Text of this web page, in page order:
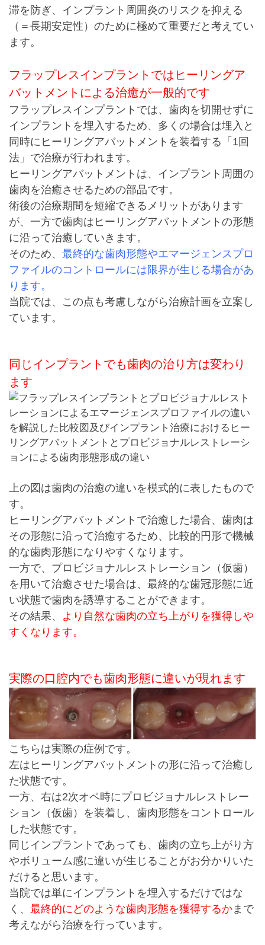
滞を防ぎ、インプラント周囲炎のリスクを抑える
（＝長期安定性）のために極めて重要だと考えてい
ます。
フラップレスインプラントではヒーリングア
バットメントによる治癒が一般的です
フラップレスインプラントでは、歯肉を切開せずに
インプラントを埋入するため、多くの場合は埋入と
同時にヒーリングアバットメントを装着する「1回
法」で治療が行われます。
ヒーリングアバットメントは、インプラント周囲の
歯肉を治癒させるための部品です。
術後の治療期間を短縮できるメリットがあります
が、一方で歯肉はヒーリングアバットメントの形態
に沿って治癒していきます。
そのため、 最終的な歯肉形態やエマージェンスプロ
ファイルのコントロールには限界が生じる場合があ
ります。
当院では、この点も考慮しながら治療計画を立案し
ています。
同じインプラントでも歯肉の治り方は変わり
ます
上の図は歯肉の治癒の違いを模式的に表したもので
す。
ヒーリングアバットメントで治癒した場合、歯肉は
その形態に沿って治癒するため、比較的円形で機械
的な歯肉形態になりやすくなります。
一方で、プロビジョナルレストレーション（仮歯）
を用いて治癒させた場合は、最終的な歯冠形態に近
い状態で歯肉を誘導することができます。
その結果、 より自然な歯肉の立ち上がりを獲得しや
すくなります。
実際の口腔内でも歯肉形態に違いが現れます
こちらは実際の症例です。
左はヒーリングアバットメントの形に沿って治癒し
た状態です。
一方、右は2次オペ時にプロビジョナルレストレー
ション（仮歯）を装着し、歯肉形態をコントロール
した状態です。
同じインプラントであっても、歯肉の立ち上がり方
やボリューム感に違いが生じることがお分かりいた
だけると思います。
当院では単にインプラントを埋入するだけではな
く、 最終的にどのような歯肉形態を獲得するかまで
考えながら治療を行っています。